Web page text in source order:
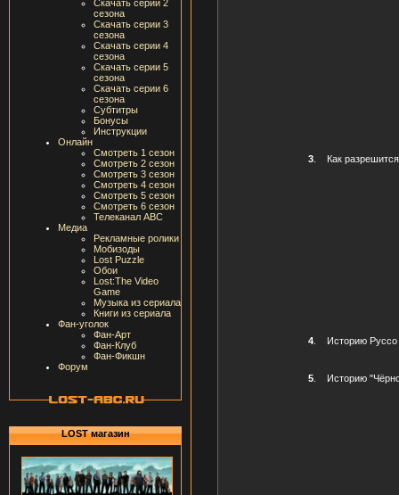
Скачать серии 2
сезона
Скачать серии 3
сезона
Скачать серии 4
сезона
Скачать серии 5
сезона
Скачать серии 6
сезона
Субтитры
Бонусы
Инструкции
Онлайн
Смотреть 1 сезон
Смотреть 2 сезон
Смотреть 3 сезон
Смотреть 4 сезон
Смотреть 5 сезон
Смотреть 6 сезон
Телеканал ABC
Медиа
Рекламные ролики
Мобизоды
Lost Puzzle
Обои
Lost:The Video
Game
Музыка из сериала
Книги из сериала
Фан-уголок
Фан-Арт
Фан-Клуб
Фан-Фикшн
Форум
LOST магазин
3. Как
4. Историю Руссо
5. Историю